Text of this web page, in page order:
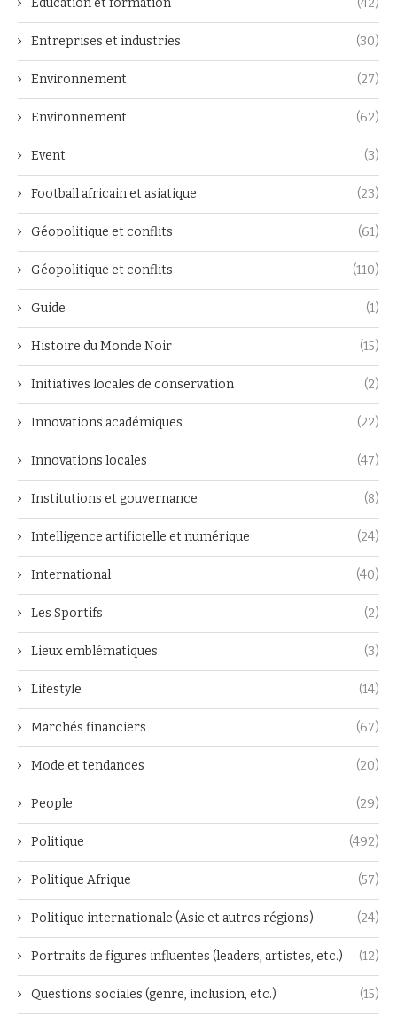
Entreprises et industries (30)
Environnement (27)
Environnement (62)
Event (3)
Football africain et asiatique (23)
Géopolitique et conflits (61)
Géopolitique et conflits (110)
Guide (1)
Histoire du Monde Noir (15)
Initiatives locales de conservation (2)
Innovations académiques (22)
Innovations locales (47)
Institutions et gouvernance (8)
Intelligence artificielle et numérique (24)
International (40)
Les Sportifs (2)
Lieux emblématiques (3)
Lifestyle (14)
Marchés financiers (67)
Mode et tendances (20)
People (29)
Politique (492)
Politique Afrique (57)
Politique internationale (Asie et autres régions) (24)
Portraits de figures influentes (leaders, artistes, etc.) (12)
Questions sociales (genre, inclusion, etc.) (15)